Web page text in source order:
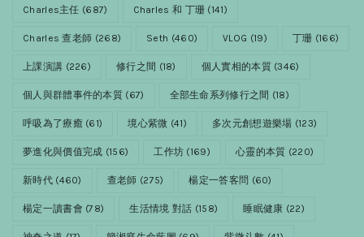
Charles主任 (687) Charles 和 丁珊 (141)
Charles 查老師 (268) Seth (460) VLOG (19) 丁珊 (166)
上課演講 (226) 修行之間 (18) 個人實相的本質(346)
個人與群體事件的本質 (67) 全部生命系列修行之間 (18)
呼吸為了療癒 (61) 境心紫微 (41) 多次元創想遊樂場 (123)
夢進化與價值完成 (156) 工作坊 (169) 心靈的本質 (220)
新時代(460) 查老師 (275) 楊定一答客問 (60)
楊定一讀書會 (78) 生活情境 對話 (158) 睡眠健康 (22)